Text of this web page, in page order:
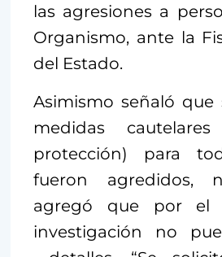
las agresiones a
Organismo, ante la
del Estado.
Asimismo señaló que
medidas
protección) para
fueron agredidos,
agregó que por el
investigación no